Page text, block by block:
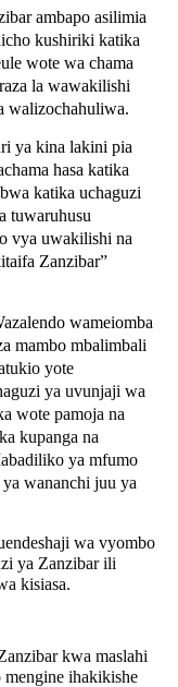
ambapo asilimia
kushiriki katika
wote wa chama
la wawakilishi
walizochahuliwa.
ya kina lakini pia
hasa katika
katika uchaguzi
tuwaruhusu
vya uwakilishi na
Zanzibar”
wameiomba
mambo mbalimbali
yote
ya uvunjaji wa
wote pamoja na
kupanga na
ya mfumo
wananchi juu ya
wa vyombo
ya Zanzibar ili
kisiasa.
kwa maslahi
mengine ihakikishe